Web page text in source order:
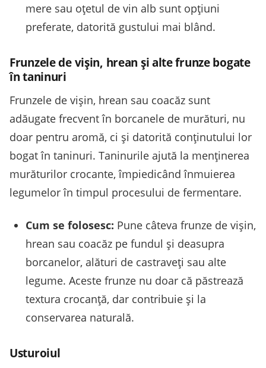
mere sau oțetul de vin alb sunt opțiuni
preferate, datorită gustului mai blând.
Frunzele de vișin, hrean și alte frunze bogate
în taninuri
Frunzele de vișin, hrean sau coacăz sunt
adăugate frecvent în borcanele de murături, nu
doar pentru aromă, ci și datorită conținutului lor
bogat în taninuri. Taninurile ajută la menținerea
murăturilor crocante, împiedicând înmuierea
legumelor în timpul procesului de fermentare.
Cum se folosesc: Pune câteva frunze de vișin,
hrean sau coacăz pe fundul și deasupra
borcanelor, alături de castraveți sau alte
legume. Aceste frunze nu doar că păstrează
textura crocanță, dar contribuie și la
conservarea naturală.
Usturoiul